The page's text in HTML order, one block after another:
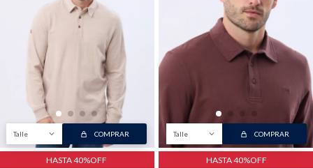
Talle COMPRAR
HASTA 40%OFF
Talle COMPRAR
HASTA 40%OFF